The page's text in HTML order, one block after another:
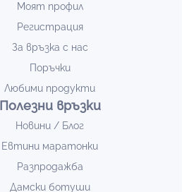
Моят профил
Регистрация
За връзка с нас
Поръчки
Любими продукти
Полезни връзки
Новини / Блог
Евтини маратонки
Разпродажба
Дамски ботуши